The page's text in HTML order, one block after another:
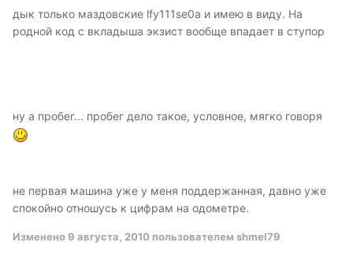
дык только маздовские lfy111se0a и имею в виду. На
родной код с вкладыша экзист вообще впадает в ступор
ну а пробег... пробег дело такое, условное, мягко говоря
не первая машина уже у меня поддержанная, давно уже
спокойно отношусь к цифрам на одометре.
Изменено9 августа, 2010 пользователем shmel79